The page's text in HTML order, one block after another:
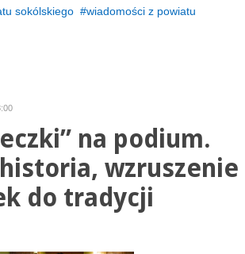
sokólskiego
wiadomości z powiatu
na podium.
historia, wzruszenie
do tradycji